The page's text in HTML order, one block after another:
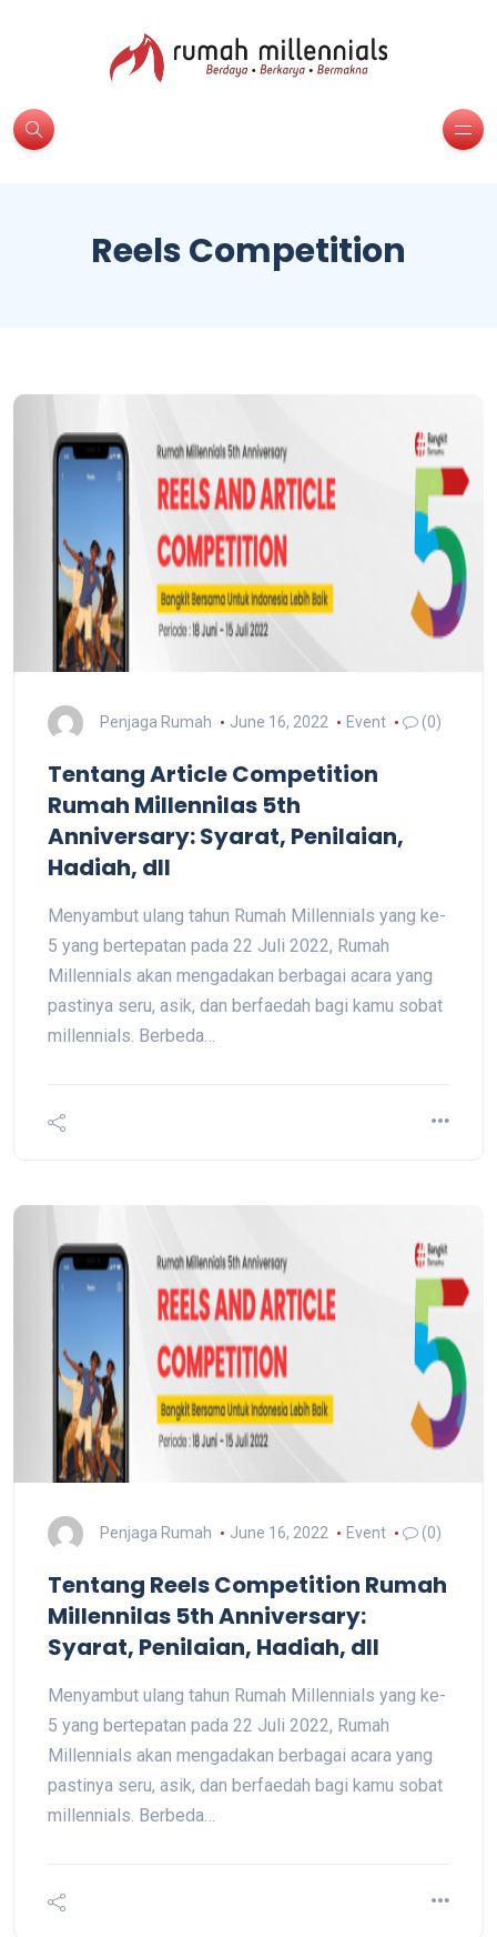
Reels Competition
Penjaga Rumah June 16, 2022 Event (0)
Tentang Article Competition
Rumah Millennilas 5th
Anniversary: Syarat, Penilaian,
Hadiah, dll
Menyambut ulang tahun Rumah Millennials yang ke-
5 yang bertepatan pada 22 Juli 2022, Rumah
Millennials akan mengadakan berbagai acara yang
pastinya seru, asik, dan berfaedah bagi kamu sobat
millennials. Berbeda…
Penjaga Rumah June 16, 2022 Event (0)
Tentang Reels Competition Rumah
Millennilas 5th Anniversary:
Syarat, Penilaian, Hadiah, dll
Menyambut ulang tahun Rumah Millennials yang ke-
5 yang bertepatan pada 22 Juli 2022, Rumah
Millennials akan mengadakan berbagai acara yang
pastinya seru, asik, dan berfaedah bagi kamu sobat
millennials. Berbeda…